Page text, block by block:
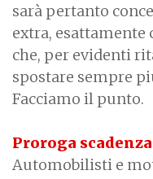
sarà pertanto
extra, esattamente
che, per evidenti
spostare sempre
Facciamo il punto.
Proroga
Automobilisti e